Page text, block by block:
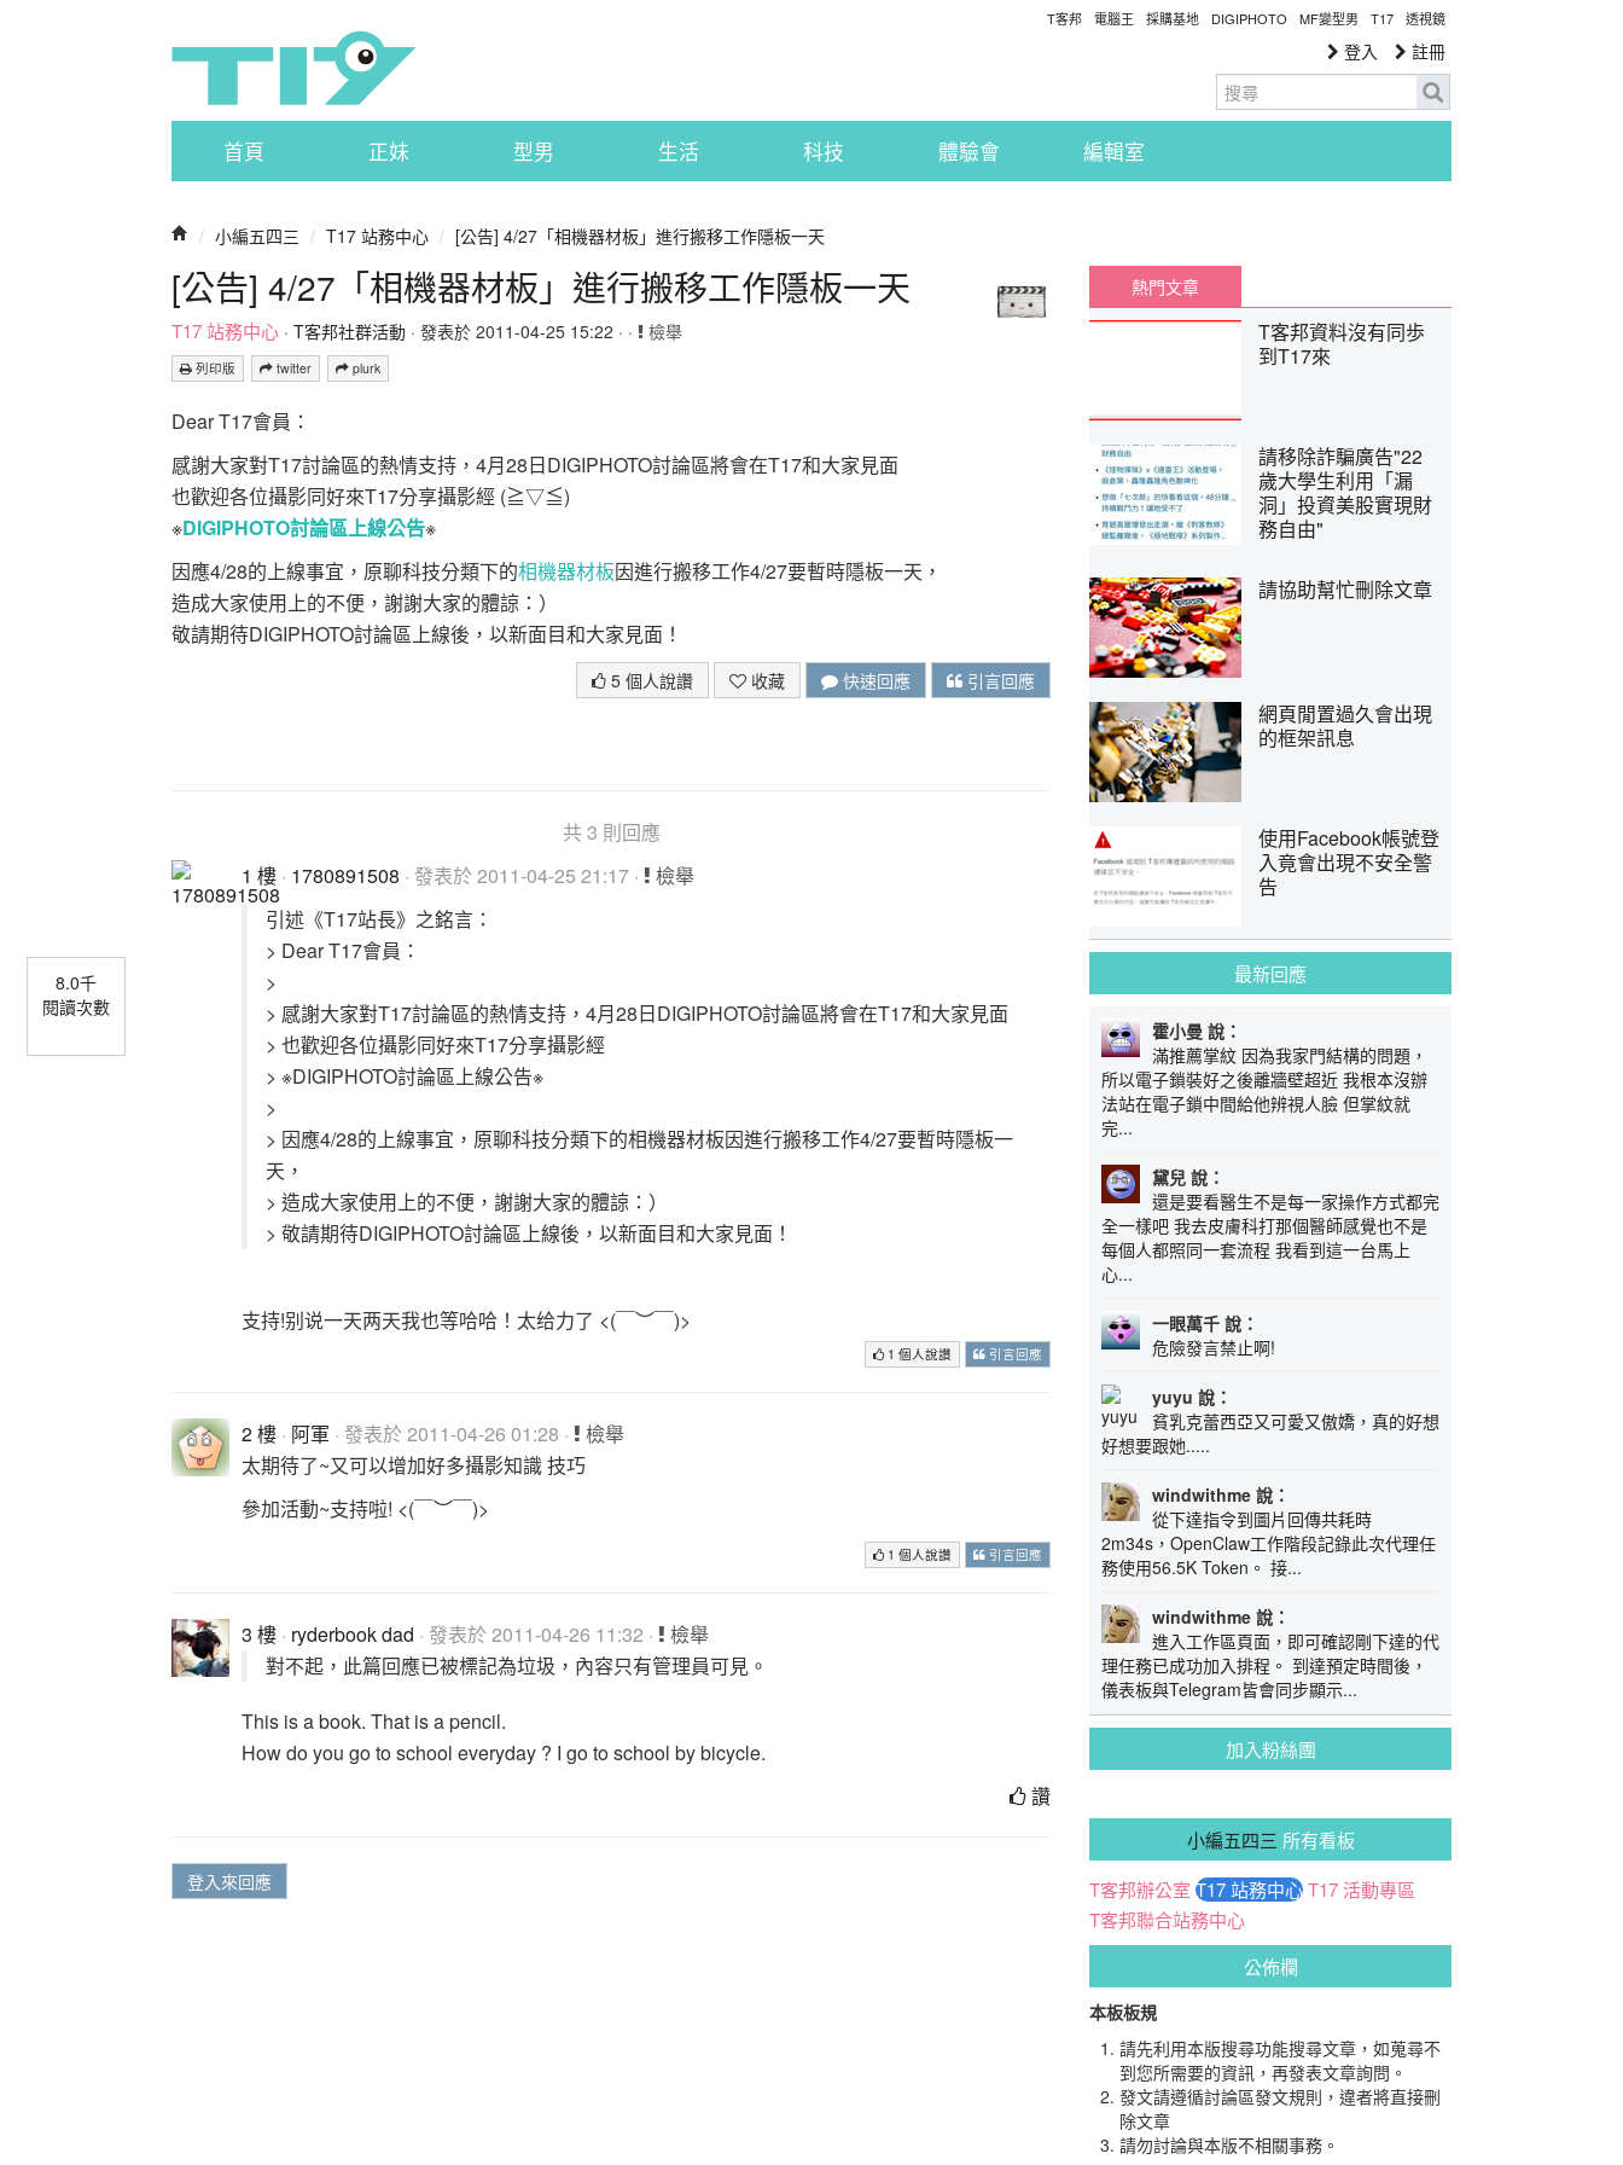
T客邦 電腦王 採購基地 DIGIPHOTO MF變型男 T17 透視鏡
登入 註冊
首頁 正妹 型男 生活 科技 體驗會 編輯室
/ 小編五四三 / T17 站務中心 / [公告] 4/27「相機器材板」進行搬移工作隱板一天
[公告] 4/27「相機器材板」進行搬移工作隱板一天
T17 站務中心 · T客邦社群活動 · 發表於 2011-04-25 15:22 · · 檢舉
列印版 twitter plurk
8.0千
閱讀次數
Dear T17會員：
感謝大家對T17討論區的熱情支持，4月28日DIGIPHOTO討論區將會在T17和大家見面
也歡迎各位攝影同好來T17分享攝影經 (≧▽≦)
※DIGIPHOTO討論區上線公告※
因應4/28的上線事宜，原聊科技分類下的相機器材板因進行搬移工作4/27要暫時隱板一天，
造成大家使用上的不便，謝謝大家的體諒：）
敬請期待DIGIPHOTO討論區上線後，以新面目和大家見面！
5 個人說讚 收藏 快速回應 引言回應
共 3 則回應
1 樓 · 1780891508 · 發表於 2011-04-25 21:17 ·
檢舉
引述《T17站長》之銘言：
> Dear T17會員：
>
> 感謝大家對T17討論區的熱情支持，4月28日DIGIPHOTO討論區將會在T17和大家見面
> 也歡迎各位攝影同好來T17分享攝影經
> ※DIGIPHOTO討論區上線公告※
>
> 因應4/28的上線事宜，原聊科技分類下的相機器材板因進行搬移工作4/27要暫時隱板一
天，
> 造成大家使用上的不便，謝謝大家的體諒：）
> 敬請期待DIGIPHOTO討論區上線後，以新面目和大家見面！
支持!别说一天两天我也等哈哈！太给力了 <(￣︶￣)>
1 個人說讚 引言回應
2 樓 · 阿軍 · 發表於 2011-04-26 01:28 ·
檢舉
太期待了~又可以增加好多攝影知識 技巧
參加活動~支持啦! <(￣︶￣)>
1 個人說讚 引言回應
3 樓 · ryderbook dad · 發表於 2011-04-26 11:32 ·
檢舉
對不起，此篇回應已被標記為垃圾，內容只有管理員可見。
This is a book. That is a pencil.
How do you go to school everyday ? I go to school by bicycle.
讚
登入來回應
熱門文章
T客邦資料沒有同歩
到T17來
請移除詐騙廣告"22
歲大學生利用「漏
洞」投資美股實現財
務自由"
請協助幫忙刪除文章
網頁閒置過久會出現
的框架訊息
使用Facebook帳號登
入竟會出現不安全警
告
最新回應
霍小曼 說：
滿推薦掌紋 因為我家門結構的問題，
所以電子鎖裝好之後離牆壁超近 我根本沒辦
法站在電子鎖中間給他辨視人臉 但掌紋就
完...
黛兒 說：
還是要看醫生不是每一家操作方式都完
全一樣吧 我去皮膚科打那個醫師感覺也不是
每個人都照同一套流程 我看到這一台馬上
心...
一眼萬千 說：
危險發言禁止啊!
yuyu 說：
貧乳克蕾西亞又可愛又傲嬌，真的好想
好想要跟她.....
windwithme 說：
從下達指令到圖片回傳共耗時
2m34s，OpenClaw工作階段記錄此次代理任
務使用56.5K Token。 接...
windwithme 說：
進入工作區頁面，即可確認剛下達的代
理任務已成功加入排程。 到達預定時間後，
儀表板與Telegram皆會同步顯示...
加入粉絲團
小編五四三 所有看板
T客邦辦公室 T17 站務中心T17 活動專區
T客邦聯合站務中心
公佈欄
本板板規
請先利用本版搜尋功能搜尋文章，如蒐尋不
到您所需要的資訊，再發表文章詢問。
發文請遵循討論區發文規則，違者將直接刪
除文章
請勿討論與本版不相關事務。